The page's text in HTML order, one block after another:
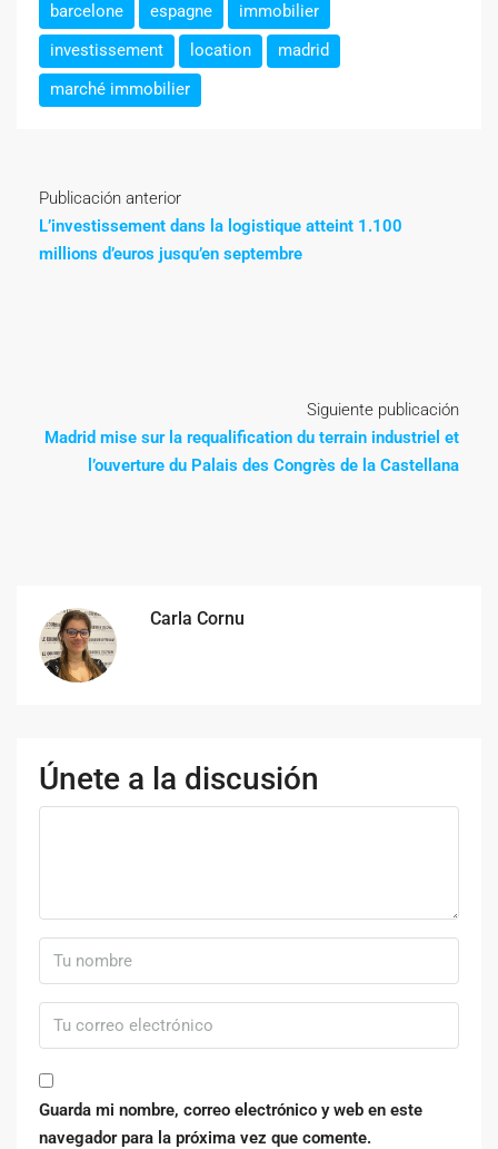
barcelone espagne
immobilier
investissement
location
madrid
marché immobilier
Publicación anterior
L’investissement dans la logistique atteint 1.100
millions d’euros jusqu’en septembre
Siguiente publicación
Madrid mise sur la requalification du terrain industriel et
l’ouverture du Palais des Congrès de la Castellana
Carla Cornu
Únete a la discusión
Guarda mi nombre, correo electrónico y web en este
navegador para la próxima vez que comente.